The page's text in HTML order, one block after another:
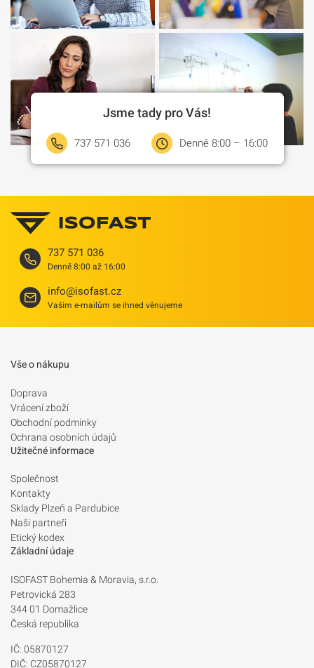
Jsme tady pro Vás!
737 571 036 Denně 8:00 – 16:00
737 571 036
Denně 8:00 až 16:00
info@isofast.cz
Vašim e-mailům se ihned věnujeme
Vše o nákupu
Doprava
Vrácení zboží
Obchodní podmínky
Ochrana osobních údajů
Užitečné informace
Společnost
Kontakty
Sklady Plzeň a Pardubice
Naši partneři
Etický kodex
Základní údaje
ISOFAST Bohemia & Moravia, s.r.o.
Petrovická 283
344 01 Domažlice
Česká republika
IČ: 05870127
DIČ: CZ05870127